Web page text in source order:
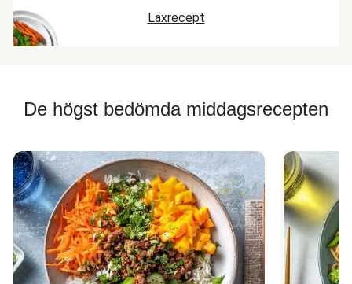
Laxrecept
De högst bedömda middagsrecepten